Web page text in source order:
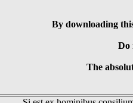
By downloading
Do
The